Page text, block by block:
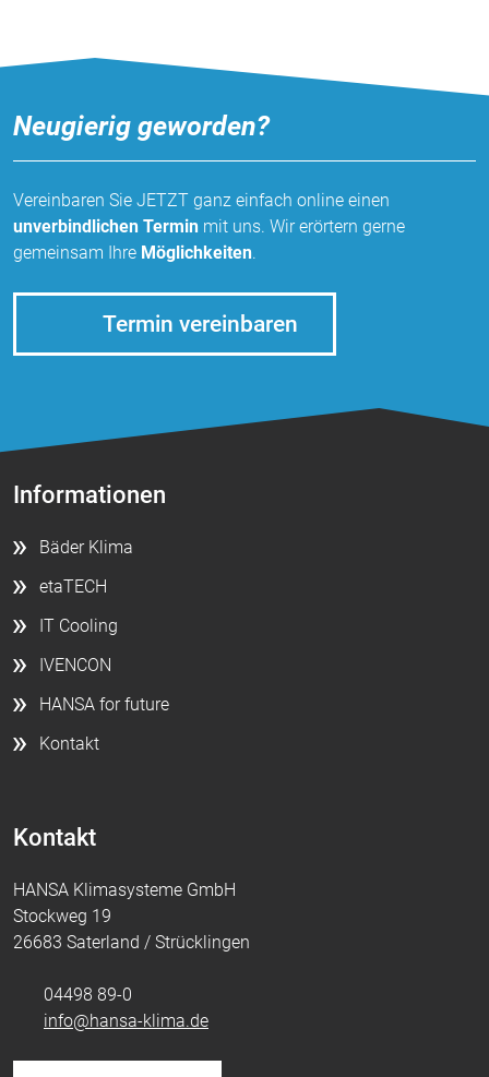
Neugierig geworden?
Vereinbaren Sie JETZT ganz einfach online einen
unverbindlichen Termin mit uns. Wir erörtern gerne
gemeinsam Ihre Möglichkeiten.
Termin vereinbaren
Informationen
Bäder Klima
etaTECH
IT Cooling
IVENCON
HANSA for future
Kontakt
Kontakt
HANSA Klimasysteme GmbH
Stockweg 19
26683 Saterland / Strücklingen
04498 89-0
info@hansa-klima.de